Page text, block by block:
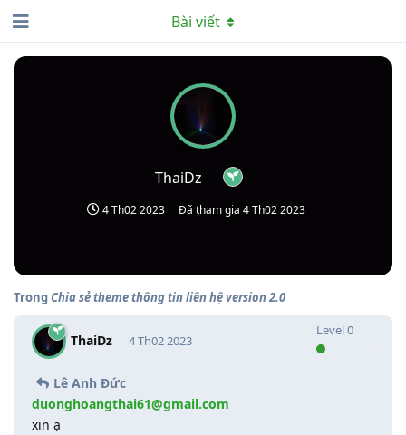
ThaiDz
4 Th02 2023 Đã tham gia 4 Th02 2023
Bài viết
TrongChia sẻ theme thông tin liên hệ version 2.0
ThaiDz
Level0
4 Th02 2023
Lê Anh Đức
duonghoangthai61@gmail.com
xin ạ